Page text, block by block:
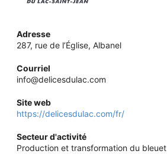
Adresse
287, rue de l’Église, Albanel
Courriel
info@delicesdulac.com
Site web
https://delicesdulac.com/fr/
Secteur d'activité
Production et transformation du bleuet